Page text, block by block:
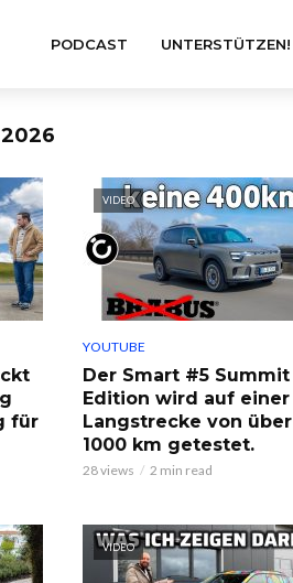
PODCAST UNTERSTÜTZEN!
2026
für
VIDEO
YOUTUBE
Der Smart #5 Summit
Edition wird auf einer
Langstrecke von über
1000 km getestet.
28 views 2 min read
VIDEO